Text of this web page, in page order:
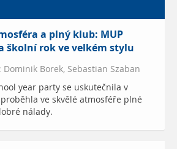
a plný klub: MUP
školní rok ve velkém stylu
Borek, Sebastian Szaban
year party se uskutečnila v
ve skvělé atmosféře plné
nálady.